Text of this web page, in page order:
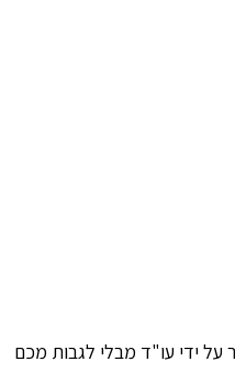
על ידי עו"ד מבלי לגבות מכם